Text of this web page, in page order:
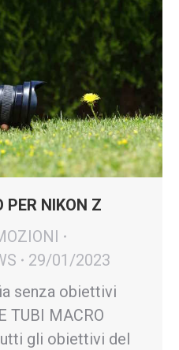
PER NIKON Z
29/01/2023
senza obiettivi
TUBI MACRO
gli obiettivi del